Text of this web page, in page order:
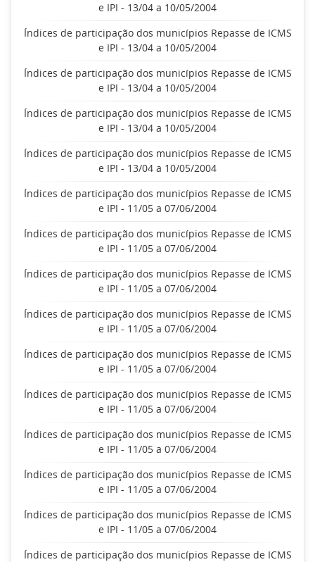
e IPI - 13/04 a 10/05/2004
Índices de participação dos municípios Repasse de ICMS
e IPI - 13/04 a 10/05/2004
Índices de participação dos municípios Repasse de ICMS
e IPI - 13/04 a 10/05/2004
Índices de participação dos municípios Repasse de ICMS
e IPI - 13/04 a 10/05/2004
Índices de participação dos municípios Repasse de ICMS
e IPI - 13/04 a 10/05/2004
Índices de participação dos municípios Repasse de ICMS
e IPI - 11/05 a 07/06/2004
Índices de participação dos municípios Repasse de ICMS
e IPI - 11/05 a 07/06/2004
Índices de participação dos municípios Repasse de ICMS
e IPI - 11/05 a 07/06/2004
Índices de participação dos municípios Repasse de ICMS
e IPI - 11/05 a 07/06/2004
Índices de participação dos municípios Repasse de ICMS
e IPI - 11/05 a 07/06/2004
Índices de participação dos municípios Repasse de ICMS
e IPI - 11/05 a 07/06/2004
Índices de participação dos municípios Repasse de ICMS
e IPI - 11/05 a 07/06/2004
Índices de participação dos municípios Repasse de ICMS
e IPI - 11/05 a 07/06/2004
Índices de participação dos municípios Repasse de ICMS
e IPI - 11/05 a 07/06/2004
Índices de participação dos municípios Repasse de ICMS